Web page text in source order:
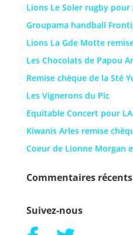
Lions Le Soler rugby pour
Groupama handball
Lions La Gde Motte
Les Chocolats de Papou
Remise chèque de la Sté
Les Vignerons du Pic
Equitable Concert pour LA
Kiwanis Arles remise
Coeur de Lionne Morgan
Commentaires récents
Suivez-nous